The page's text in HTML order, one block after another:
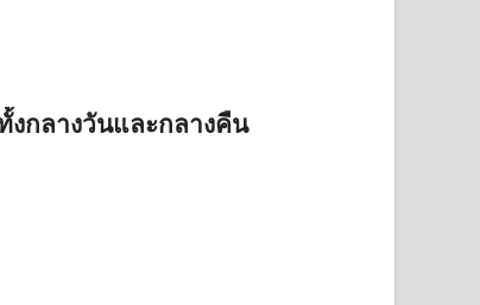
งกลางวันและกลางคืน